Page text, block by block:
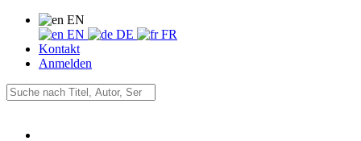
EN
EN
DE
FR
Kontakt
Anmelden